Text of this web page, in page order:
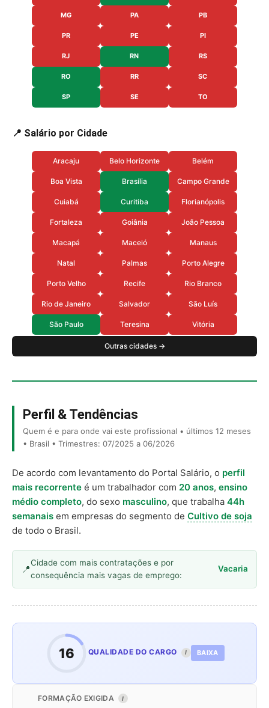
MG PA PB
PR PE PI
RJ RN RS
RO RR SC
SP SE TO
📍 Salário por Cidade
Aracaju Belo Horizonte Belém
Boa Vista Brasília Campo Grande
Cuiabá Curitiba Florianópolis
Fortaleza Goiânia João Pessoa
Macapá Maceió Manaus
Natal Palmas Porto Alegre
Porto Velho Recife Rio Branco
Rio de Janeiro Salvador São Luís
São Paulo Teresina Vitória
Outras cidades →
Perfil & Tendências
Quem é e para onde vai este profissional • últimos 12 meses
• Brasil • Trimestres: 07/2025 a 06/2026
De acordo com levantamento do Portal Salário, o perfil
mais recorrente é um trabalhador com 20 anos, ensino
médio completo, do sexo masculino, que trabalha 44h
semanais em empresas do segmento de Cultivo de soja
de todo o Brasil.
Cidade com mais contratações e por
consequência mais vagas de emprego:
Vacaria
16 QUALIDADE DO CARGO I BAIXA
FORMAÇÃO EXIGIDA I